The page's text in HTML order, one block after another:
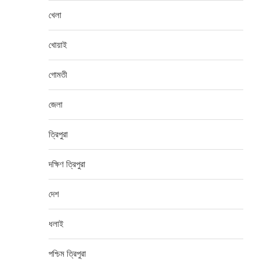
খেলা
খোয়াই
গোমতী
জেলা
ত্রিপুরা
দক্ষিণ ত্রিপুরা
দেশ
ধলাই
পশ্চিম ত্রিপুরা